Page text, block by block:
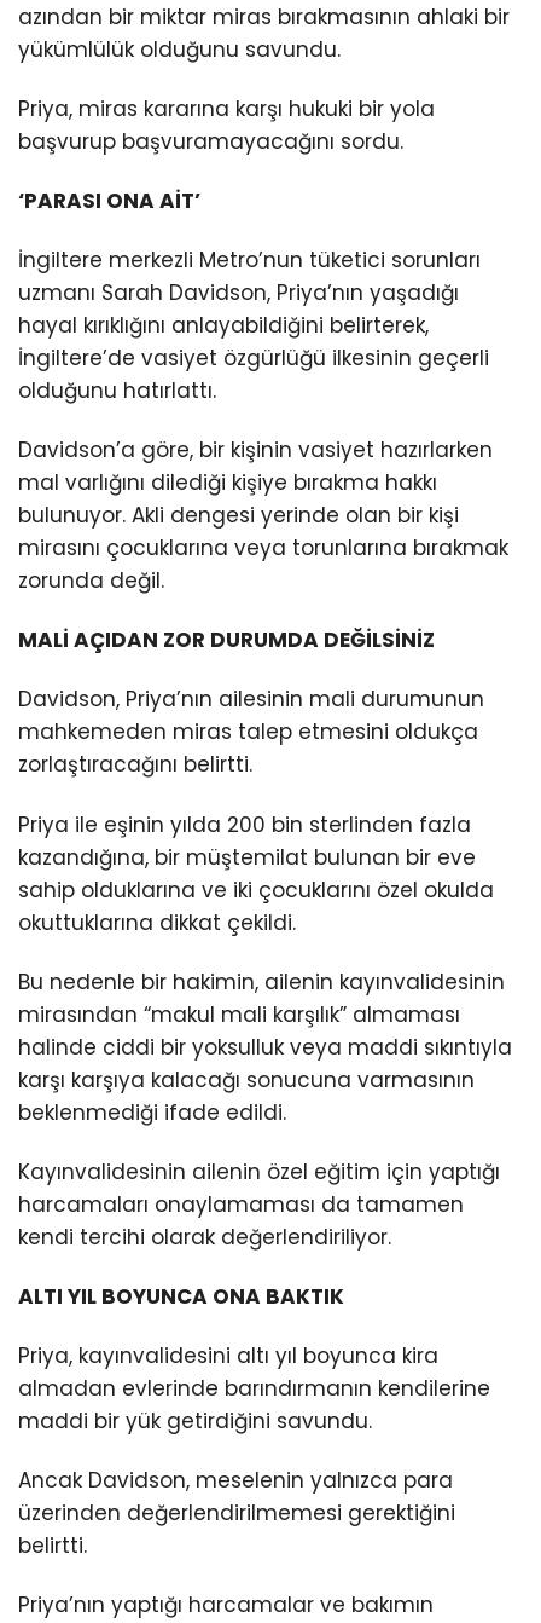
azından bir miktar miras bırakmasının ahlaki bir
yükümlülük olduğunu savundu.
Priya, miras kararına karşı hukuki bir yola
başvurup başvuramayacağını sordu.
‘PARASI ONA AİT’
İngiltere merkezli Metro’nun tüketici sorunları
uzmanı Sarah Davidson, Priya’nın yaşadığı
hayal kırıklığını anlayabildiğini belirterek,
İngiltere’de vasiyet özgürlüğü ilkesinin geçerli
olduğunu hatırlattı.
Davidson’a göre, bir kişinin vasiyet hazırlarken
mal varlığını dilediği kişiye bırakma hakkı
bulunuyor. Akli dengesi yerinde olan bir kişi
mirasını çocuklarına veya torunlarına bırakmak
zorunda değil.
MALİ AÇIDAN ZOR DURUMDA DEĞİLSİNİZ
Davidson, Priya’nın ailesinin mali durumunun
mahkemeden miras talep etmesini oldukça
zorlaştıracağını belirtti.
Priya ile eşinin yılda 200 bin sterlinden fazla
kazandığına, bir müştemilat bulunan bir eve
sahip olduklarına ve iki çocuklarını özel okulda
okuttuklarına dikkat çekildi.
Bu nedenle bir hakimin, ailenin kayınvalidesinin
mirasından “makul mali karşılık” almaması
halinde ciddi bir yoksulluk veya maddi sıkıntıyla
karşı karşıya kalacağı sonucuna varmasının
beklenmediği ifade edildi.
Kayınvalidesinin ailenin özel eğitim için yaptığı
harcamaları onaylamaması da tamamen
kendi tercihi olarak değerlendiriliyor.
ALTI YIL BOYUNCA ONA BAKTIK
Priya, kayınvalidesini altı yıl boyunca kira
almadan evlerinde barındırmanın kendilerine
maddi bir yük getirdiğini savundu.
Ancak Davidson, meselenin yalnızca para
üzerinden değerlendirilmemesi gerektiğini
belirtti.
Priya’nın yaptığı harcamalar ve bakımın